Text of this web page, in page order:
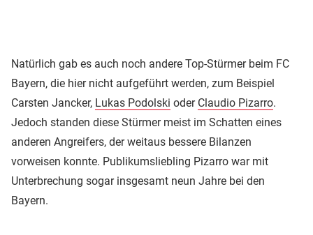
Natürlich gab es auch noch andere Top-Stürmer beim FC
Bayern, die hier nicht aufgeführt werden, zum Beispiel
Carsten Jancker, Lukas Podolski oder Claudio Pizarro.
Jedoch standen diese Stürmer meist im Schatten eines
anderen Angreifers, der weitaus bessere Bilanzen
vorweisen konnte. Publikumsliebling Pizarro war mit
Unterbrechung sogar insgesamt neun Jahre bei den
Bayern.